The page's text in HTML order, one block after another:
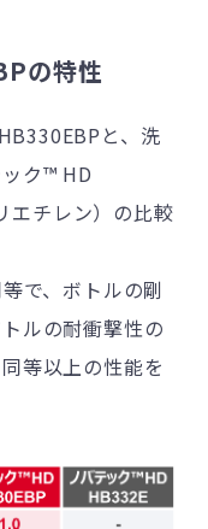
の特性
と、洗
ク™ HD
エチレン）の比較
で、ボトルの剛
ルの耐衝撃性の
等以上の性能を